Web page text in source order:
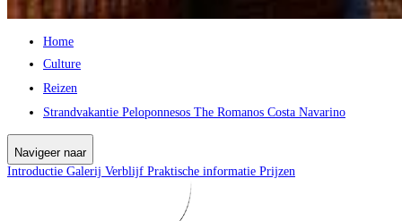
Home
Culture
Reizen
Strandvakantie Peloponnesos The Romanos Costa Navarino
Navigeer naar
Introductie Galerij Verblijf Praktische informatie Prijzen